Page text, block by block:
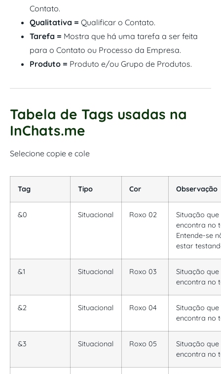
Contato.
Qualitativa = Qualificar o Contato.
Tarefa = Mostra que há uma tarefa a ser feita
para o Contato ou Processo da Empresa.
Produto = Produto e/ou Grupo de Produtos.
Tabela de Tags usadas na
InChats.me
Selecione copie e cole
Tag Tipo Cor Observação
&0 Situacional Roxo 02
Situação que
encontra no
Entende-se
estar
&1 Situacional Roxo 03
Situação que
encontra no
&2 Situacional Roxo 04
Situação que
encontra no
&3 Situacional Roxo 05
Situação que
encontra no